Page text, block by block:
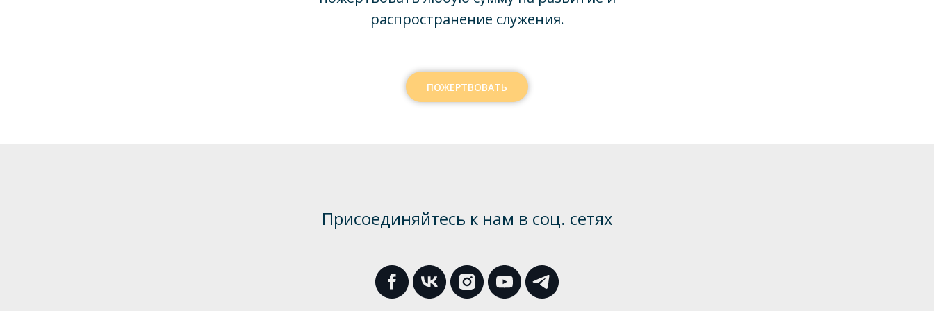
распространение служения.
ПОЖЕРТВОВАТЬ
Присоединяйтесь к нам в соц. сетях